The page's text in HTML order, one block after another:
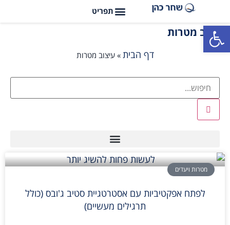
פתח סרגל נגישות
עיצוב מטרות
דף הבית »עיצוב מטרות
מטרות ויעדים
לפתח אפקטיביות עם אסטרטגיית סטיב ג'ובס (כולל
תרגילים מעשיים)